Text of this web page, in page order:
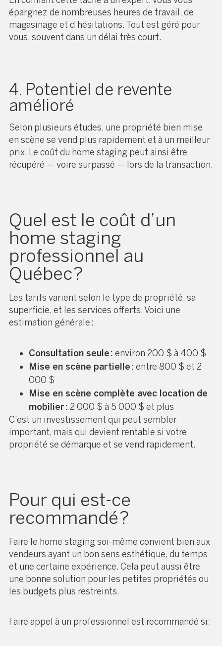
épargnez de nombreuses heures de travail, de
magasinage et d’hésitations. Tout est géré pour
vous, souvent dans un délai très court.
4. Potentiel de revente
amélioré
Selon plusieurs études, une propriété bien mise
en scène se vend plus rapidement et à un meilleur
prix. Le coût du home staging peut ainsi être
récupéré — voire surpassé — lors de la transaction.
Quel est le coût d’un
home staging
professionnel au
Québec ?
Les tarifs varient selon le type de propriété, sa
superficie, et les services offerts. Voici une
estimation générale :
Consultation seule : environ 200 $ à 400 $
Mise en scène partielle : entre 800 $ et 2
000 $
Mise en scène complète avec location de
mobilier : 2 000 $ à 5 000 $ et plus
C’est un investissement qui peut sembler
important, mais qui devient rentable si votre
propriété se démarque et se vend rapidement.
Pour qui est-ce
recommandé ?
Faire le home staging soi-même convient bien aux
vendeurs ayant un bon sens esthétique, du temps
et une certaine expérience. Cela peut aussi être
une bonne solution pour les petites propriétés ou
les budgets plus restreints.
Faire appel à un professionnel est recommandé si :